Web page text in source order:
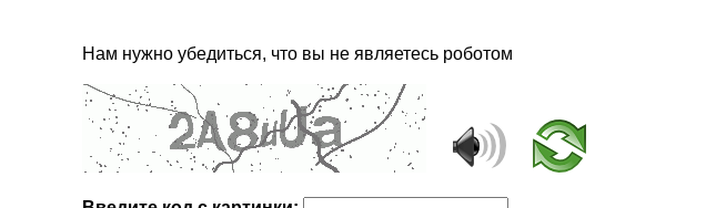
Нам нужно убедиться, что вы не являетесь роботом